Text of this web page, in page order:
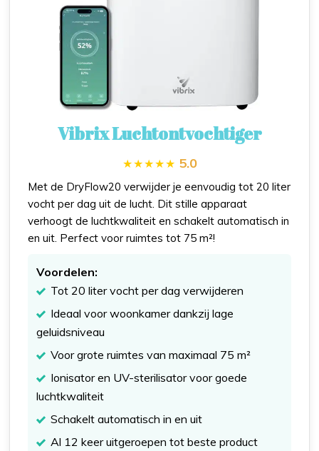
Vibrix Luchtontvochtiger
5.0
Met de DryFlow20 verwijder je eenvoudig tot 20 liter
vocht per dag uit de lucht. Dit stille apparaat
verhoogt de luchtkwaliteit en schakelt automatisch in
en uit. Perfect voor ruimtes tot 75 m²!
Voordelen:
Tot 20 liter vocht per dag verwijderen
Ideaal voor woonkamer dankzij lage
geluidsniveau
Voor grote ruimtes van maximaal 75 m²
Ionisator en UV-sterilisator voor goede
luchtkwaliteit
Schakelt automatisch in en uit
Al 12 keer uitgeroepen tot beste product